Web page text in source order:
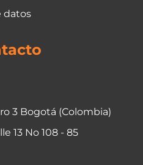
datos
3 Bogotá (Colombia)
13 No 108 - 85